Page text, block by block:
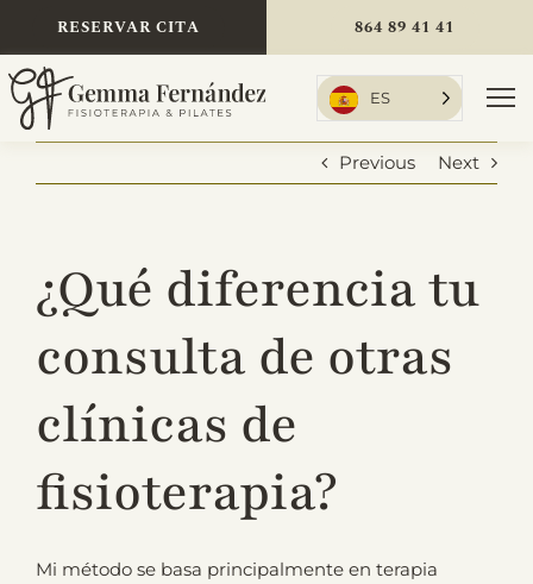
content
RESERVAR CITA 864 89 41 41
ES
Tratamientos
Sobre mí
Tarifas
Previous Next
¿Qué diferencia tu
consulta de otras
clínicas de
fisioterapia?
Mi método se basa principalmente en terapia